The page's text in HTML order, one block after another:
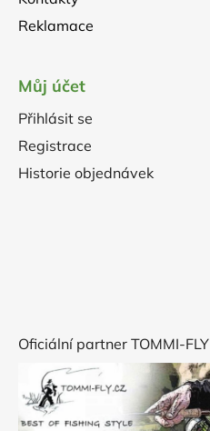
Reklamace
Můj účet
Přihlásit se
Registrace
Historie objednávek
Oficiální partner TOMMI-FLY